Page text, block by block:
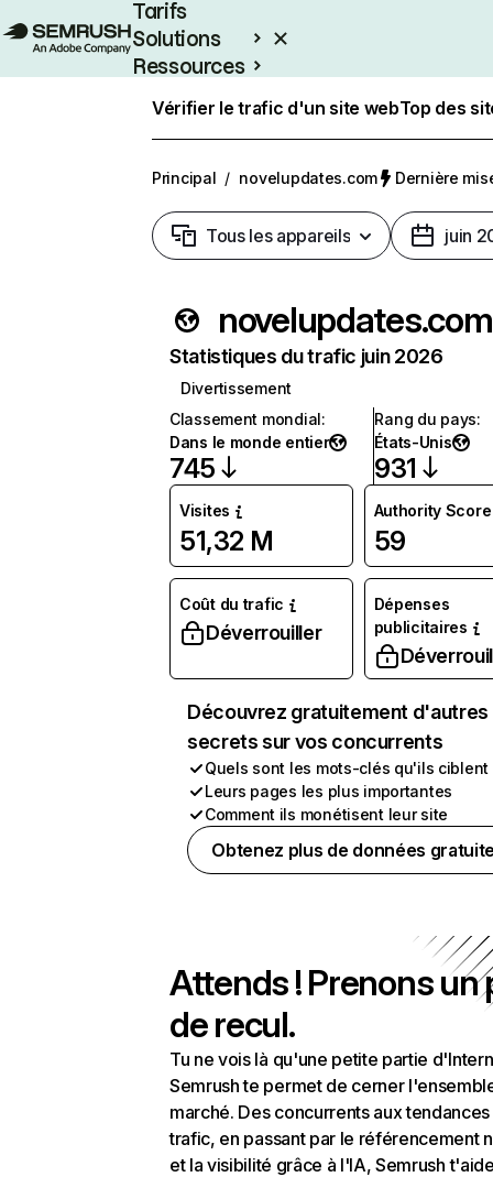
Tarifs
Solutions
Ressources
Vérifier le trafic d'un site webTop des
Principal / novelupdates.com Dernière
Tous les appareils juin
novelupdates.com
Statistiques du trafic juin 2026
Divertissement
Classement mondial:
Dans le monde entier
745
Rang du pays:
États-Unis
931
Visites
51,32 M
Authority Score
59
Coût du trafic
Déverrouiller
Dépenses
publicitaires
Découvrez gratuitement d'autres
secrets sur vos concurrents
Quels sont les mots-clés qu'ils ciblent
Leurs pages les plus importantes
Comment ils monétisent leur site
Obtenez plus de données
Attends ! Prenons un
de recul.
Tu ne vois là qu'une petite partie
Semrush te permet de cerner
marché. Des concurrents aux
trafic, en passant par le référencement
et la visibilité grâce à l'IA, Semrush